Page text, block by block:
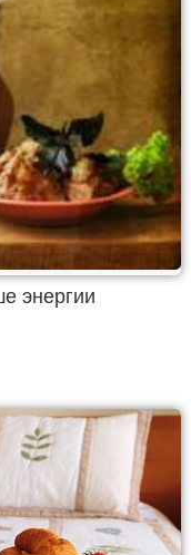
энергии